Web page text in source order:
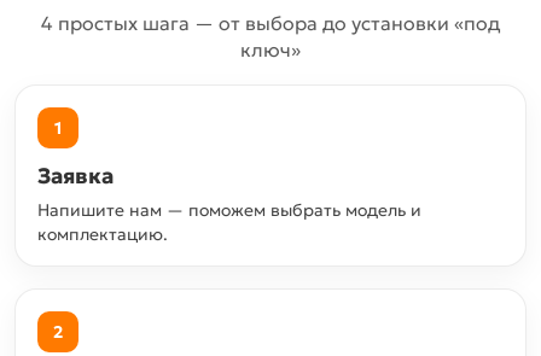
4 простых шага — от выбора до установки «под
ключ»
1
Заявка
Напишите нам — поможем выбрать модель и
комплектацию.
2